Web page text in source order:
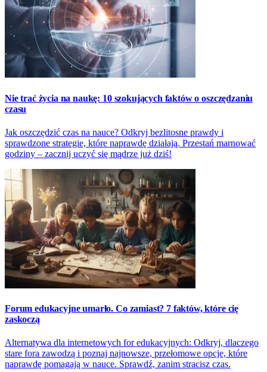
Nie trać życia na naukę: 10 szokujących faktów o oszczędzaniu
czasu
Jak oszczędzić czas na nauce? Odkryj bezlitosne prawdy i
sprawdzone strategie, które naprawdę działają. Przestań marnować
godziny – zacznij uczyć się mądrze już dziś!
Forum edukacyjne umarło. Co zamiast? 7 faktów, które cię
zaskoczą
Alternatywa dla internetowych for edukacyjnych: Odkryj, dlaczego
stare fora zawodzą i poznaj najnowsze, przełomowe opcje, które
naprawdę pomagają w nauce. Sprawdź, zanim stracisz czas.